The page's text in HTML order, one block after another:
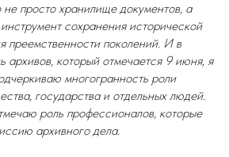
просто хранилище документов, а
сохранения исторической
преемственности поколений. И в
который отмечается 9 июня, я
многогранность роли
государства и отдельных людей.
роль профессионалов, которые
архивного дела.